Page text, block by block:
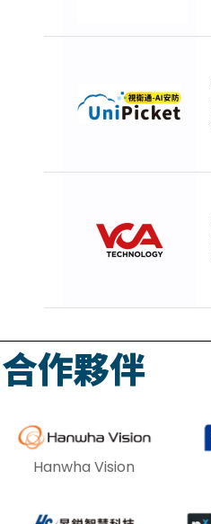
合作夥伴
Hanwha Vision